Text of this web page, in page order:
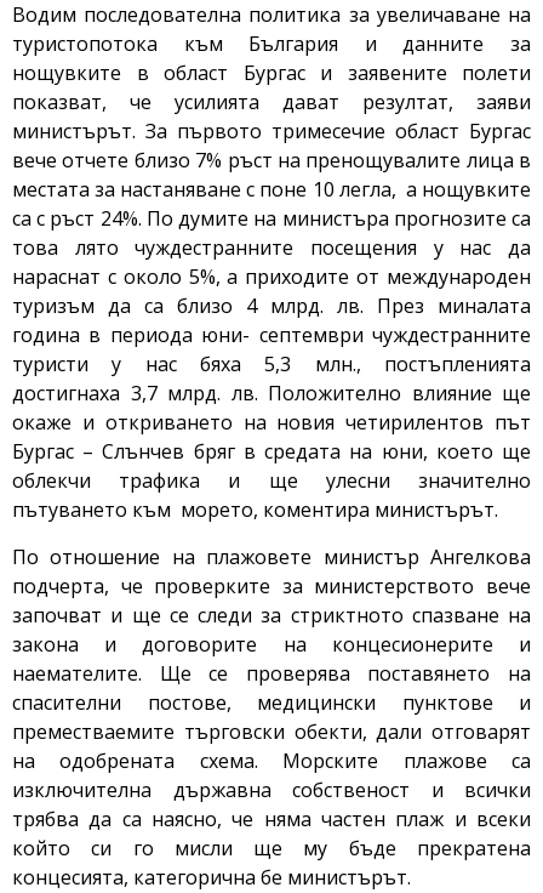
Водим последователна политика за увеличаване на
туристопотока към България и данните за
нощувките в област Бургас и заявените полети
показват, че усилията дават резултат, заяви
министърът. За първото тримесечие област Бургас
вече отчете близо 7% ръст на пренощувалите лица в
местата за настаняване с поне 10 легла, а нощувките
са с ръст 24%. По думите на министъра прогнозите са
това лято чуждестранните посещения у нас да
нараснат с около 5%, а приходите от международен
туризъм да са близо 4 млрд. лв. През миналата
година в периода юни- септември чуждестранните
туристи у нас бяха 5,3 млн., постъпленията
достигнаха 3,7 млрд. лв. Положително влияние ще
окаже и откриването на новия четирилентов път
Бургас – Слънчев бряг в средата на юни, което ще
облекчи трафика и ще улесни значително
пътуването към морето, коментира министърът.
По отношение на плажовете министър Ангелкова
подчерта, че проверките за министерството вече
започват и ще се следи за стриктното спазване на
закона и договорите на концесионерите и
наемателите. Ще се проверява поставянето на
спасителни постове, медицински пунктове и
преместваемите търговски обекти, дали отговарят
на одобрената схема. Морските плажове са
изключителна държавна собственост и всички
трябва да са наясно, че няма частен плаж и всеки
който си го мисли ще му бъде прекратена
концесията, категорична бе министърът.